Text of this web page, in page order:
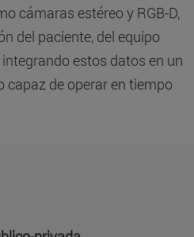
cámaras estéreo y RGB-D,
del paciente, del equipo
estos datos en un
de operar en tiempo